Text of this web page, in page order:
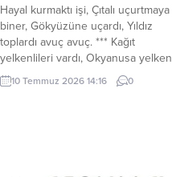
​Hayal kurmaktı işi, Çıtalı uçurtmaya
biner, Gökyüzüne uçardı, Yıldız
toplardı avuç avuç. *** ​Kağıt
yelkenlileri vardı, Okyanusa yelken
açardı. Bazen Everest’e kürek
çeker, Buzullarda sörf yapardı. *** ​
10 Temmuz 2026 14:16 0